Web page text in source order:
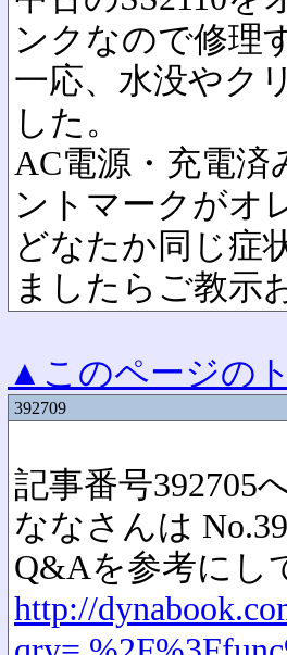
ンクなので修理
一応、水没やク
した。
AC電源・充電
ントマークがオ
どなたか同じ症
ましたらご教示
▲このページの
392709
記事番号392705
ななさんは
Q&Aを参考にし
http://